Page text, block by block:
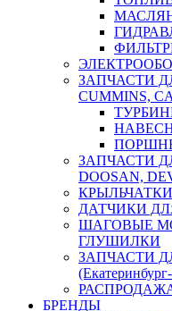
ЗАПЧАСТИ
CUMMINS,
ЗАПЧАСТИ
DOOSAN,
ДАТЧИКИ
ШАГОВЫЕ
ГЛУШИЛКИ
ЗАПЧАСТИ
БРЕНДЫ